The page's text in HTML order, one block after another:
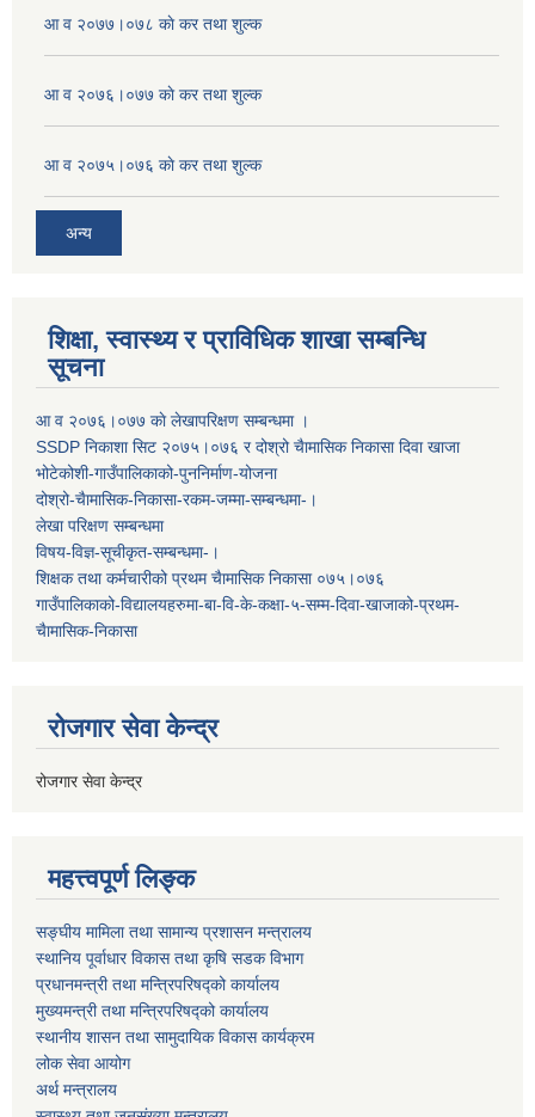
आ व २०७७।०७८ काे कर तथा शुल्क
आ व २०७६।०७७ काे कर तथा शुल्क
आ व २०७५।०७६ काे कर तथा शुल्क
अन्य
शिक्षा, स्वास्थ्य र प्राविधिक शाखा सम्बन्धि
सूचना
आ व २०७६।०७७ काे लेखापरिक्षण सम्बन्धमा ।
SSDP निकाशा सिट २०७५।०७६ र दोश्रो चैामासिक निकासा दिवा खाजा
भोटेकोशी-गाउँपालिकाको-पुननिर्माण-योजना
दोश्रो-चैामासिक-निकासा-रकम-जम्मा-सम्बन्धमा-।
लेखा परिक्षण सम्बन्धमा
विषय-विज्ञ-सूचीकृत-सम्बन्धमा-।
शिक्षक तथा कर्मचारीको प्रथम च‌ैामासिक निकासा ०७५।०७६
गाउँपालिकाको-विद्यालयहरुमा-बा-वि-के-कक्षा-५-सम्म-दिवा-खाजाको-प्रथम-
चैामासिक-निकासा
रोजगार सेवा केन्द्र
रोजगार सेवा केन्द्र
महत्त्वपूर्ण लिङ्क
सङ्घीय मामिला तथा सामान्य प्रशासन मन्त्रालय
स्थानिय पूर्वाधार विकास तथा कृषि सडक विभाग
प्रधानमन्त्री तथा मन्त्रिपरिषद्को कार्यालय
मुख्यमन्त्री तथा मन्त्रिपरिषद्को कार्यालय
स्थानीय शासन तथा सामुदायिक विकास कार्यक्रम
लोक सेवा आयोग
अर्थ मन्त्रालय